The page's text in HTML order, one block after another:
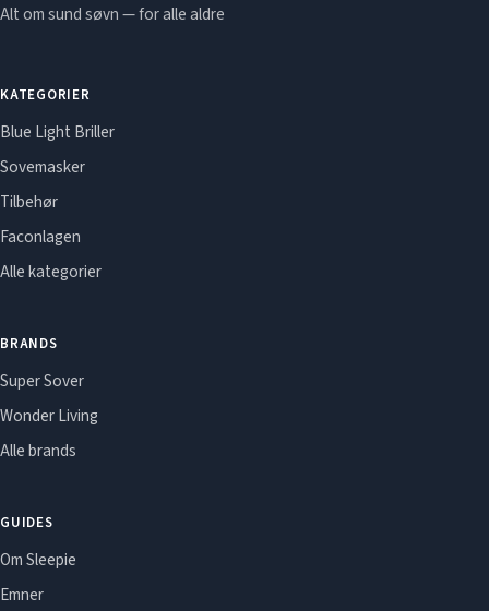
Alt om sund søvn — for alle aldre
KATEGORIER
Blue Light Briller
Sovemasker
Tilbehør
Faconlagen
Alle kategorier
BRANDS
Super Sover
Wonder Living
Alle brands
GUIDES
Om Sleepie
Emner